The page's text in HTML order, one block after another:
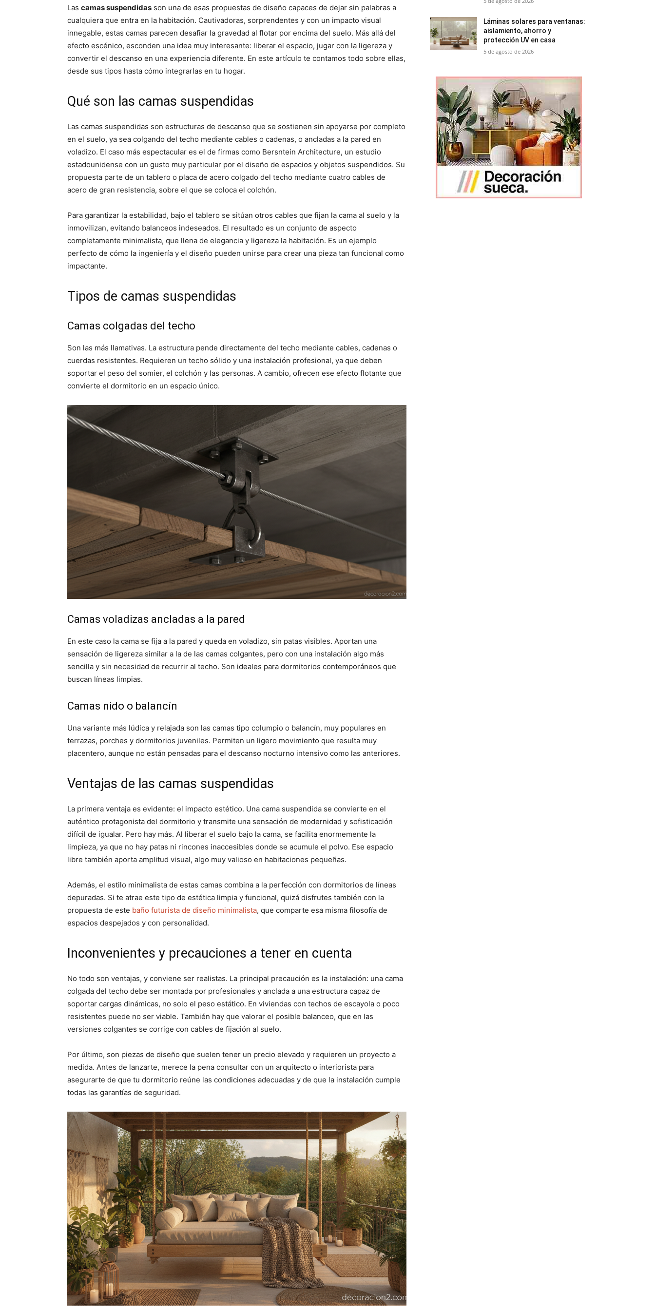
a
r
t
i
e
n
a
r
t
i
e
n
a
r
t
i
e
n
a
r
t
i
e
n
a
r
t
i
e
n
Las camas suspendidas son una de esas propuestas de diseño capaces de dejar sin palabras a
cualquiera que entra en la habitación. Cautivadoras, sorprendentes y con un impacto visual
innegable, estas camas parecen desafiar la gravedad al flotar por encima del suelo. Más allá del
efecto escénico, esconden una idea muy interesante: liberar el espacio, jugar con la ligereza y
convertir el descanso en una experiencia diferente. En este artículo te contamos todo sobre ellas,
desde sus tipos hasta cómo integrarlas en tu hogar.
Qué son las camas suspendidas
Las camas suspendidas son estructuras de descanso que se sostienen sin apoyarse por completo
en el suelo, ya sea colgando del techo mediante cables o cadenas, o ancladas a la pared en
voladizo. El caso más espectacular es el de firmas como Bersntein Architecture, un estudio
estadounidense con un gusto muy particular por el diseño de espacios y objetos suspendidos. Su
propuesta parte de un tablero o placa de acero colgado del techo mediante cuatro cables de
acero de gran resistencia, sobre el que se coloca el colchón.
Para garantizar la estabilidad, bajo el tablero se sitúan otros cables que fijan la cama al suelo y la
inmovilizan, evitando balanceos indeseados. El resultado es un conjunto de aspecto
completamente minimalista, que llena de elegancia y ligereza la habitación. Es un ejemplo
perfecto de cómo la ingeniería y el diseño pueden unirse para crear una pieza tan funcional como
impactante.
Tipos de camas suspendidas
Camas colgadas del techo
Son las más llamativas. La estructura pende directamente del techo mediante cables, cadenas o
cuerdas resistentes. Requieren un techo sólido y una instalación profesional, ya que deben
soportar el peso del somier, el colchón y las personas. A cambio, ofrecen ese efecto flotante que
convierte el dormitorio en un espacio único.
Camas voladizas ancladas a la pared
En este caso la cama se fija a la pared y queda en voladizo, sin patas visibles. Aportan una
sensación de ligereza similar a la de las camas colgantes, pero con una instalación algo más
sencilla y sin necesidad de recurrir al techo. Son ideales para dormitorios contemporáneos que
buscan líneas limpias.
Camas nido o balancín
Una variante más lúdica y relajada son las camas tipo columpio o balancín, muy populares en
terrazas, porches y dormitorios juveniles. Permiten un ligero movimiento que resulta muy
placentero, aunque no están pensadas para el descanso nocturno intensivo como las anteriores.
Ventajas de las camas suspendidas
La primera ventaja es evidente: el impacto estético. Una cama suspendida se convierte en el
auténtico protagonista del dormitorio y transmite una sensación de modernidad y sofisticación
difícil de igualar. Pero hay más. Al liberar el suelo bajo la cama, se facilita enormemente la
limpieza, ya que no hay patas ni rincones inaccesibles donde se acumule el polvo. Ese espacio
libre también aporta amplitud visual, algo muy valioso en habitaciones pequeñas.
Además, el estilo minimalista de estas camas combina a la perfección con dormitorios de líneas
depuradas. Si te atrae este tipo de estética limpia y funcional, quizá disfrutes también con la
propuesta de este baño futurista de diseño minimalista, que comparte esa misma filosofía de
espacios despejados y con personalidad.
Inconvenientes y precauciones a tener en cuenta
No todo son ventajas, y conviene ser realistas. La principal precaución es la instalación: una cama
colgada del techo debe ser montada por profesionales y anclada a una estructura capaz de
soportar cargas dinámicas, no solo el peso estático. En viviendas con techos de escayola o poco
resistentes puede no ser viable. También hay que valorar el posible balanceo, que en las
versiones colgantes se corrige con cables de fijación al suelo.
Por último, son piezas de diseño que suelen tener un precio elevado y requieren un proyecto a
medida. Antes de lanzarte, merece la pena consultar con un arquitecto o interiorista para
asegurarte de que tu dormitorio reúne las condiciones adecuadas y de que la instalación cumple
todas las garantías de seguridad.
Láminas solares para ventanas:
aislamiento, ahorro y
protección UV en casa
5 de agosto de 2026